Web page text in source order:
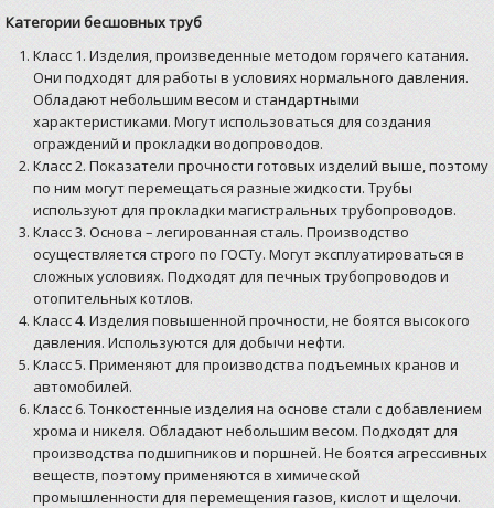
Категории бесшовных труб
Класс 1. Изделия, произведенные методом горячего катания.
Они подходят для работы в условиях нормального давления.
Обладают небольшим весом и стандартными
характеристиками. Могут использоваться для создания
ограждений и прокладки водопроводов.
Класс 2. Показатели прочности готовых изделий выше, поэтому
по ним могут перемещаться разные жидкости. Трубы
используют для прокладки магистральных трубопроводов.
Класс 3. Основа – легированная сталь. Производство
осуществляется строго по ГОСТу. Могут эксплуатироваться в
сложных условиях. Подходят для печных трубопроводов и
отопительных котлов.
Класс 4. Изделия повышенной прочности, не боятся высокого
давления. Используются для добычи нефти.
Класс 5. Применяют для производства подъемных кранов и
автомобилей.
Класс 6. Тонкостенные изделия на основе стали с добавлением
хрома и никеля. Обладают небольшим весом. Подходят для
производства подшипников и поршней. Не боятся агрессивных
веществ, поэтому применяются в химической
промышленности для перемещения газов, кислот и щелочи.